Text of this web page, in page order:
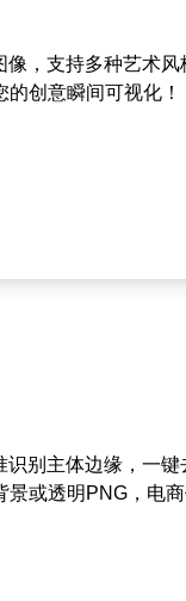
，支持多种艺术
创意瞬间可视化！
别主体边缘，一
或透明PNG，电